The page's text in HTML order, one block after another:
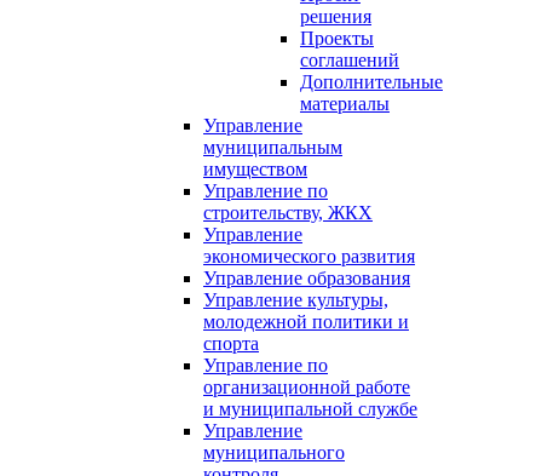
решения
Проекты
соглашений
Дополнительные
материалы
Управление
муниципальным
имуществом
Управление по
строительству, ЖКХ
Управление
экономического развития
Управление образования
Управление культуры,
молодежной политики и
спорта
Управление по
организационной работе
и муниципальной службе
Управление
муниципального